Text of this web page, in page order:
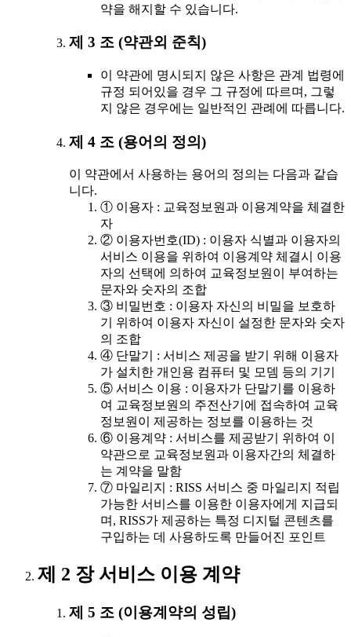
약을 해지할 수 있습니다.
제 3 조 (약관외 준칙)
이 약관에 명시되지 않은 사항은 관계 법령에
규정 되어있을 경우 그 규정에 따르며, 그렇
지 않은 경우에는 일반적인 관례에 따릅니다.
제 4 조 (용어의 정의)
이 약관에서 사용하는 용어의 정의는 다음과 같습
니다.
① 이용자 : 교육정보원과 이용계약을 체결한
자
② 이용자번호(ID) : 이용자 식별과 이용자의
서비스 이용을 위하여 이용계약 체결시 이용
자의 선택에 의하여 교육정보원이 부여하는
문자와 숫자의 조합
③ 비밀번호 : 이용자 자신의 비밀을 보호하
기 위하여 이용자 자신이 설정한 문자와 숫자
의 조합
④ 단말기 : 서비스 제공을 받기 위해 이용자
가 설치한 개인용 컴퓨터 및 모뎀 등의 기기
⑤ 서비스 이용 : 이용자가 단말기를 이용하
여 교육정보원의 주전산기에 접속하여 교육
정보원이 제공하는 정보를 이용하는 것
⑥ 이용계약 : 서비스를 제공받기 위하여 이
약관으로 교육정보원과 이용자간의 체결하
는 계약을 말함
⑦ 마일리지 : RISS 서비스 중 마일리지 적립
가능한 서비스를 이용한 이용자에게 지급되
며, RISS가 제공하는 특정 디지털 콘텐츠를
구입하는 데 사용하도록 만들어진 포인트
제 2 장 서비스 이용 계약
제 5 조 (이용계약의 성립)